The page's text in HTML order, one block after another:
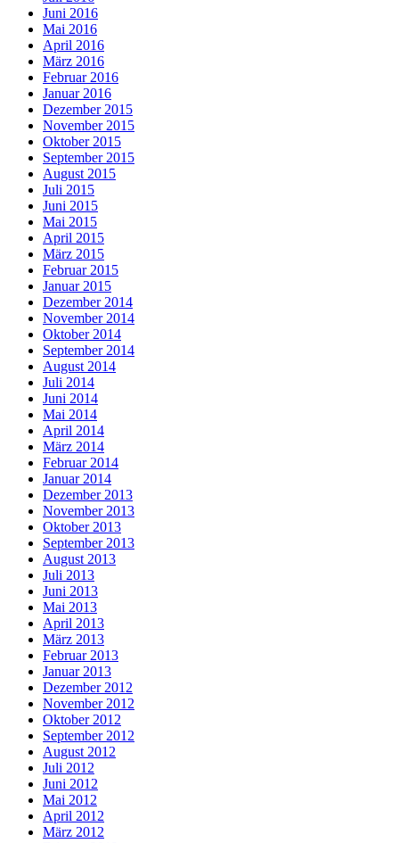
Juni 2016
Mai 2016
April 2016
März 2016
Februar 2016
Januar 2016
Dezember 2015
November 2015
Oktober 2015
September 2015
August 2015
Juli 2015
Juni 2015
Mai 2015
April 2015
März 2015
Februar 2015
Januar 2015
Dezember 2014
November 2014
Oktober 2014
September 2014
August 2014
Juli 2014
Juni 2014
Mai 2014
April 2014
März 2014
Februar 2014
Januar 2014
Dezember 2013
November 2013
Oktober 2013
September 2013
August 2013
Juli 2013
Juni 2013
Mai 2013
April 2013
März 2013
Februar 2013
Januar 2013
Dezember 2012
November 2012
Oktober 2012
September 2012
August 2012
Juli 2012
Juni 2012
Mai 2012
April 2012
März 2012